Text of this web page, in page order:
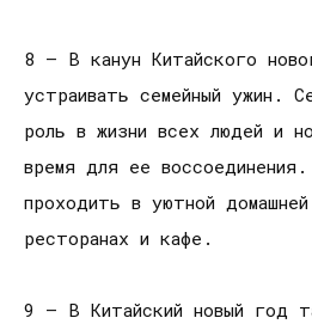
8 — В канун Китайского
устраивать семейный ужин.
роль в жизни всех людей и
время для ее
проходить в уютной
ресторанах и кафе.
9 — В Китайский новый год